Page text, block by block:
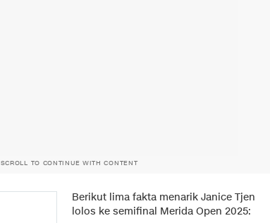
SCROLL TO CONTINUE WITH CONTENT
Berikut lima fakta menarik Janice Tjen
lolos ke semifinal Merida Open 2025: